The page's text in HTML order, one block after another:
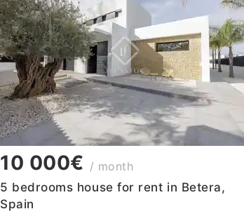
10 000€ / month
5 bedrooms house for rent in Betera,
Spain